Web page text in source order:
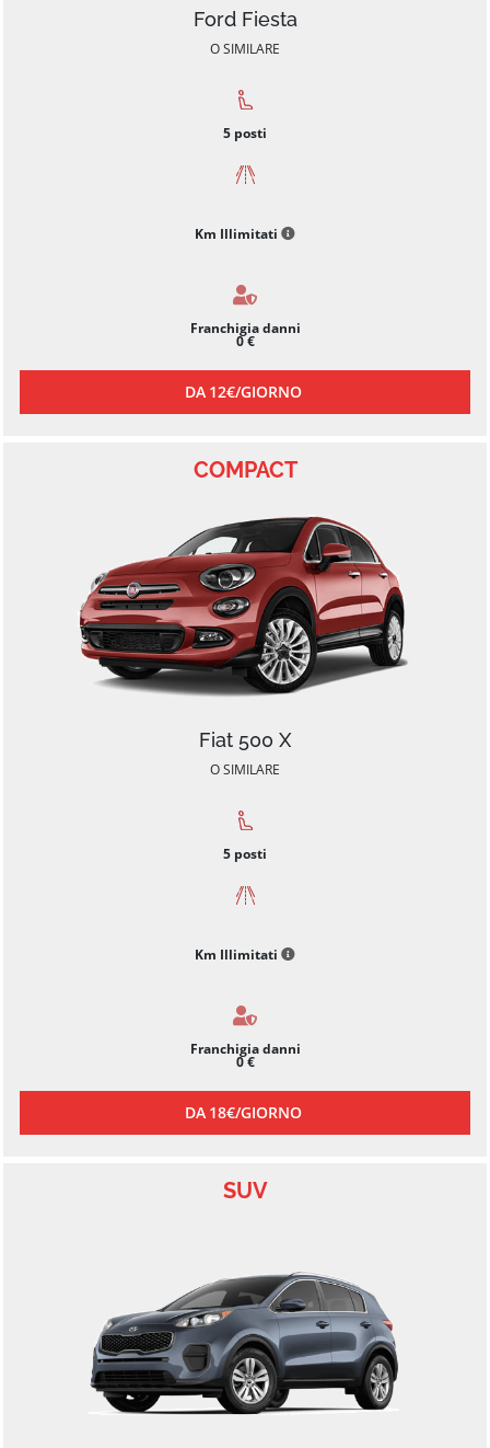
Ford Fiesta
O SIMILARE
5 posti
Km Illimitati
Franchigia danni
0 €
DA 12€/GIORNO
COMPACT
Fiat 500 X
O SIMILARE
5 posti
Km Illimitati
Franchigia danni
0 €
DA 18€/GIORNO
SUV